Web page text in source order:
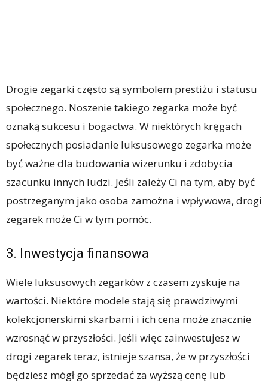
Drogie zegarki często są symbolem prestiżu i statusu
społecznego. Noszenie takiego zegarka może być
oznaką sukcesu i bogactwa. W niektórych kręgach
społecznych posiadanie luksusowego zegarka może
być ważne dla budowania wizerunku i zdobycia
szacunku innych ludzi. Jeśli zależy Ci na tym, aby być
postrzeganym jako osoba zamożna i wpływowa, drogi
zegarek może Ci w tym pomóc.
3. Inwestycja finansowa
Wiele luksusowych zegarków z czasem zyskuje na
wartości. Niektóre modele stają się prawdziwymi
kolekcjonerskimi skarbami i ich cena może znacznie
wzrosnąć w przyszłości. Jeśli więc zainwestujesz w
drogi zegarek teraz, istnieje szansa, że w przyszłości
będziesz mógł go sprzedać za wyższą cenę lub